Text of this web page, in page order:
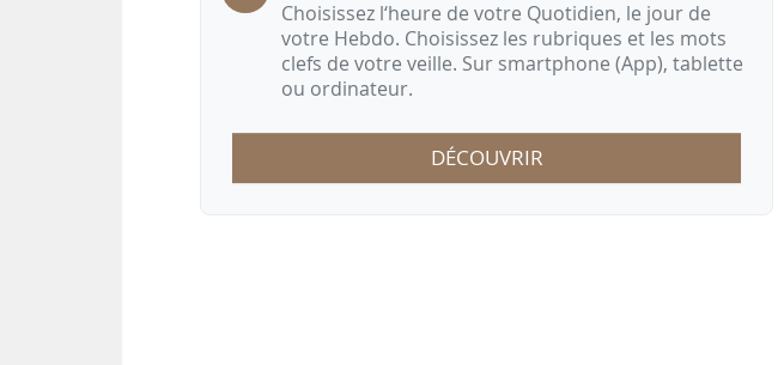
Choisissez l‘heure de votre Quotidien, le jour de
votre Hebdo. Choisissez les rubriques et les mots
clefs de votre veille. Sur smartphone (App), tablette
ou ordinateur.
DÉCOUVRIR